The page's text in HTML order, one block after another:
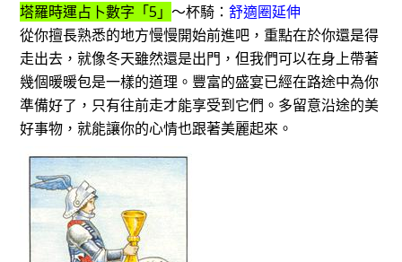
塔羅時運占卜數字「5」 ～杯騎： 舒適圈延伸
從你擅長熟悉的地方慢慢開始前進吧，重點在於你還是得
走出去，就像冬天雖然還是出門，但我們可以在身上帶著
幾個暖暖包是一樣的道理。豐富的盛宴已經在路途中為你
準備好了，只有往前走才能享受到它們。多留意沿途的美
好事物，就能讓你的心情也跟著美麗起來。